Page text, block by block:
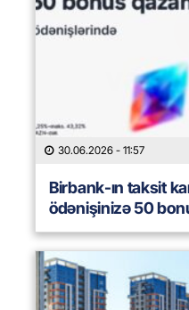
30.06.2026 - 11:57
Birbank-ın taksit
ödənişinizə 50